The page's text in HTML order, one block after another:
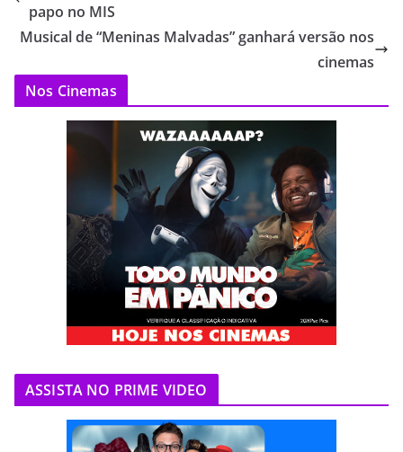
papo no MIS
Musical de “Meninas Malvadas” ganhará versão nos
cinemas
Nos Cinemas
ASSISTA NO PRIME VIDEO